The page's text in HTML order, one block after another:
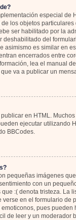
especial de
los objetos particulares
ser habilitado por la
deshabilitado del
asimismo es similar en
encerrados entre
lea el manual
va a publicar un
en HTML.
ejecutar utilizando
BBCodes.
pequeñas imágenes
con un
:( denota tristeza. La
verse en el formulario de
pues pueden
de leer y un moderador